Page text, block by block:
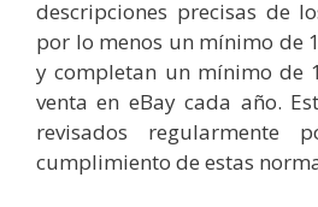
descripciones precisas de
por lo menos un mínimo de
y completan un mínimo de
venta en eBay cada año.
revisados regularmente
cumplimiento de estas